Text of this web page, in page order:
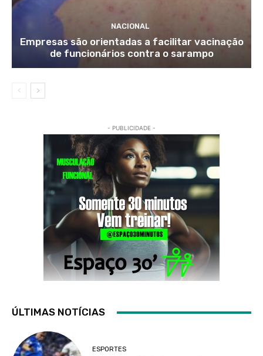
NACIONAL
Empresas são orientadas a facilitar vacinação
de funcionários contra o sarampo
- PUBLICIDADE -
ÚLTIMAS NOTÍCIAS
ESPORTES